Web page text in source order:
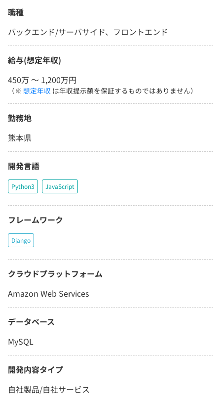
職種
バックエンド/サーバサイド、フロントエンド
給与(想定年収)
450万 〜 1,200万円
（※ 想定年収 は年収提示額を保証するものではありません）
勤務地
熊本県
開発言語
Python3 JavaScript
フレームワーク
Django
クラウドプラットフォーム
Amazon Web Services
データベース
MySQL
開発内容タイプ
自社製品/自社サービス